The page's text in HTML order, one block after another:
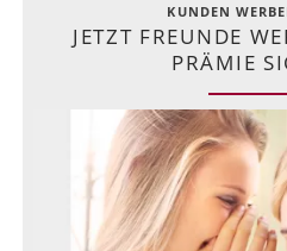
KUNDEN
JETZT FREUNDE
PRÄMIE